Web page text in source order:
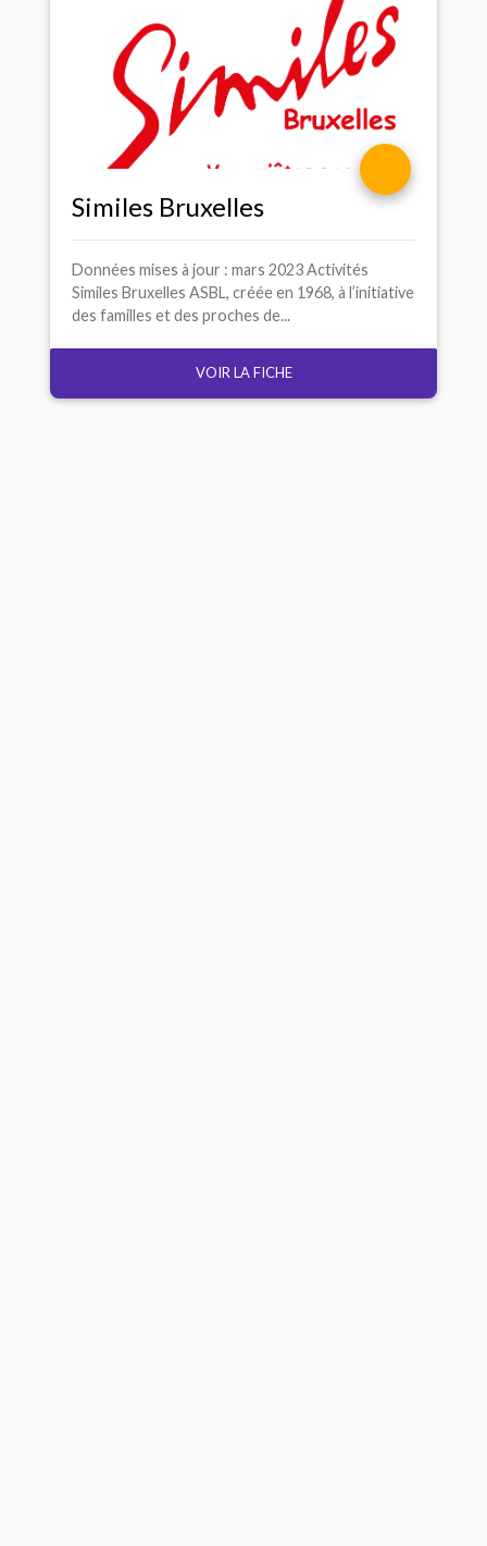
Similes Bruxelles
Données mises à jour : mars 2023 Activités
Similes Bruxelles ASBL, créée en 1968, à l’initiative
des familles et des proches de...
VOIR LA FICHE